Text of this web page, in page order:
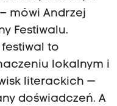
mówi Andrzej
Festiwalu.
to
lokalnym i
literackich —
doświadczeń. A